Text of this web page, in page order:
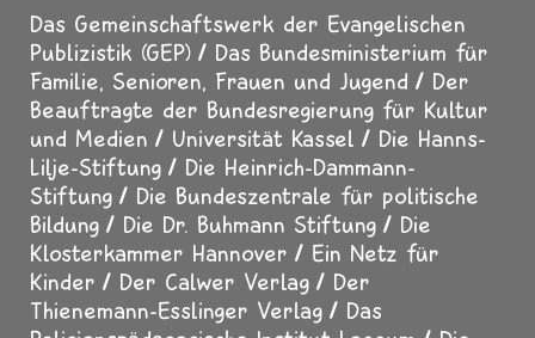
Das Gemeinschaftswerk der Evangelischen
Publizistik (GEP)
Das Bundesministerium für
Familie, Senioren, Frauen und Jugend
Der
Beauftragte der Bundesregierung für Kultur
und Medien
Universität Kassel
Die Hanns-
Lilje-Stiftung
Die Heinrich-Dammann-
Stiftung
Die Bundeszentrale für politische
Bildung
Die Dr. Buhmann Stiftung
Die
Klosterkammer Hannover
Ein Netz für
Kinder
Der Calwer Verlag
Der
Thienemann-Esslinger Verlag
Das